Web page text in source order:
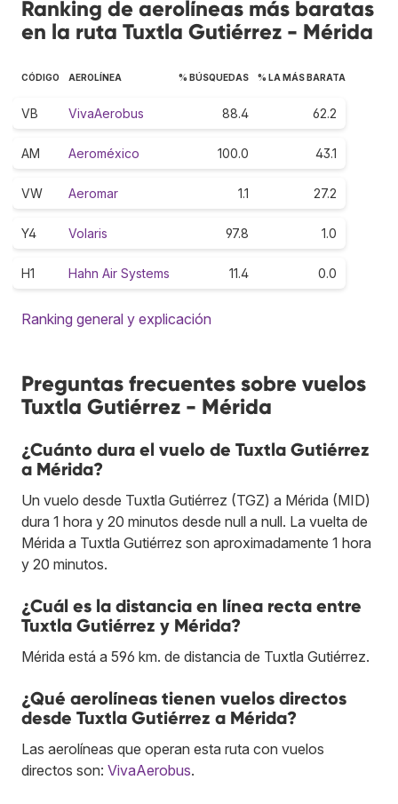
Ranking de aerolíneas más baratas
en la ruta Tuxtla Gutiérrez - Mérida
CÓDIGO AEROLÍNEA % BÚSQUEDAS % LA MÁS BARATA
VB VivaAerobus 88.4 62.2
AM Aeroméxico 100.0 43.1
VW Aeromar 1.1 27.2
Y4 Volaris 97.8 1.0
H1 Hahn Air Systems 11.4 0.0
Ranking general y explicación
Preguntas frecuentes sobre vuelos
Tuxtla Gutiérrez - Mérida
¿Cuánto dura el vuelo de Tuxtla Gutiérrez
a Mérida?
Un vuelo desde Tuxtla Gutiérrez (TGZ) a Mérida (MID)
dura 1 hora y 20 minutos desde null a null. La vuelta de
Mérida a Tuxtla Gutiérrez son aproximadamente 1 hora
y 20 minutos.
¿Cuál es la distancia en línea recta entre
Tuxtla Gutiérrez y Mérida?
Mérida está a 596 km. de distancia de Tuxtla Gutiérrez.
¿Qué aerolíneas tienen vuelos directos
desde Tuxtla Gutiérrez a Mérida?
Las aerolíneas que operan esta ruta con vuelos
directos son: VivaAerobus.